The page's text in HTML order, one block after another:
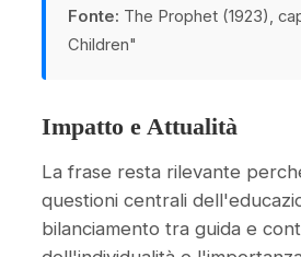
Fonte: The Prophet (1923),
Children"
Impatto e Attualità
La frase resta rilevante
questioni centrali
bilanciamento tra guida e